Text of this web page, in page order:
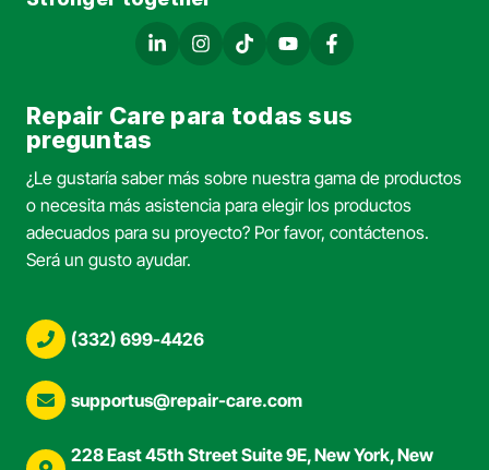
Repair Care para todas sus
preguntas
¿Le gustaría saber más sobre nuestra gama de productos
o necesita más asistencia para elegir los productos
adecuados para su proyecto? Por favor, contáctenos.
Será un gusto ayudar.
(332) 699-4426
supportus@repair-care.com
228 East 45th Street Suite 9E, New York, New